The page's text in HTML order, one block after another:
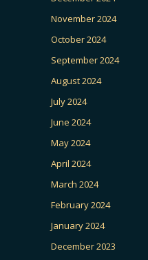
November 2024
October 2024
September 2024
August 2024
July 2024
June 2024
May 2024
April 2024
March 2024
February 2024
January 2024
December 2023